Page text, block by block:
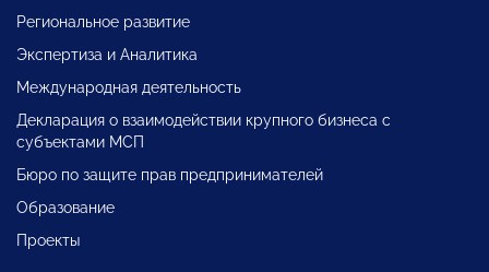
Региональное развитие
Экспертиза и Аналитика
Международная деятельность
Декларация о взаимодействии крупного бизнеса с
субъектами МСП
Бюро по защите прав предпринимателей
Образование
Проекты